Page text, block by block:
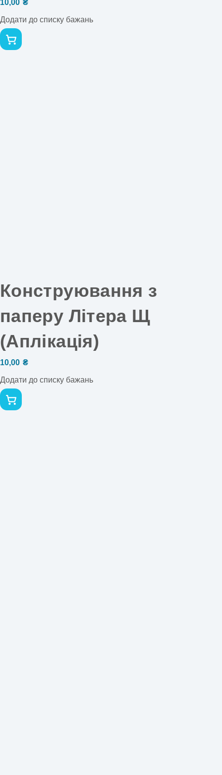
10,00 ₴
Додати до списку бажань
Конструювання з
паперу Літера Щ
(Аплікація)
10,00 ₴
Додати до списку бажань